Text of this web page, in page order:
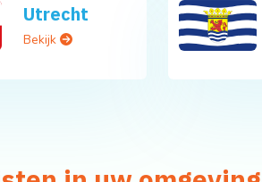
Utrecht
Bekijk